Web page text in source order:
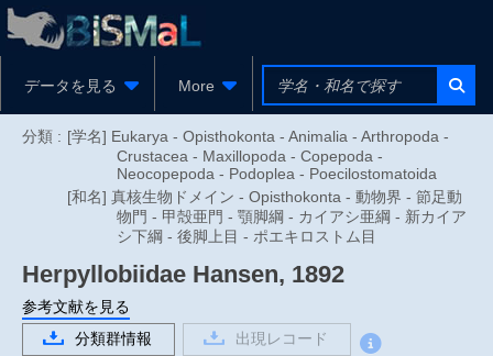
データを見る More
分類 : [学名] Eukarya - Opisthokonta - Animalia - Arthropoda -
Crustacea - Maxillopoda - Copepoda -
Neocopepoda - Podoplea - Poecilostomatoida
[和名] 真核生物ドメイン - Opisthokonta - 動物界 - 節足動
物門 - 甲殻亜門 - 顎脚綱 - カイアシ亜綱 - 新カイア
シ下綱 - 後脚上目 - ポエキロストム目
Herpyllobiidae Hansen, 1892
参考文献を見る
分類群情報
出現レコード